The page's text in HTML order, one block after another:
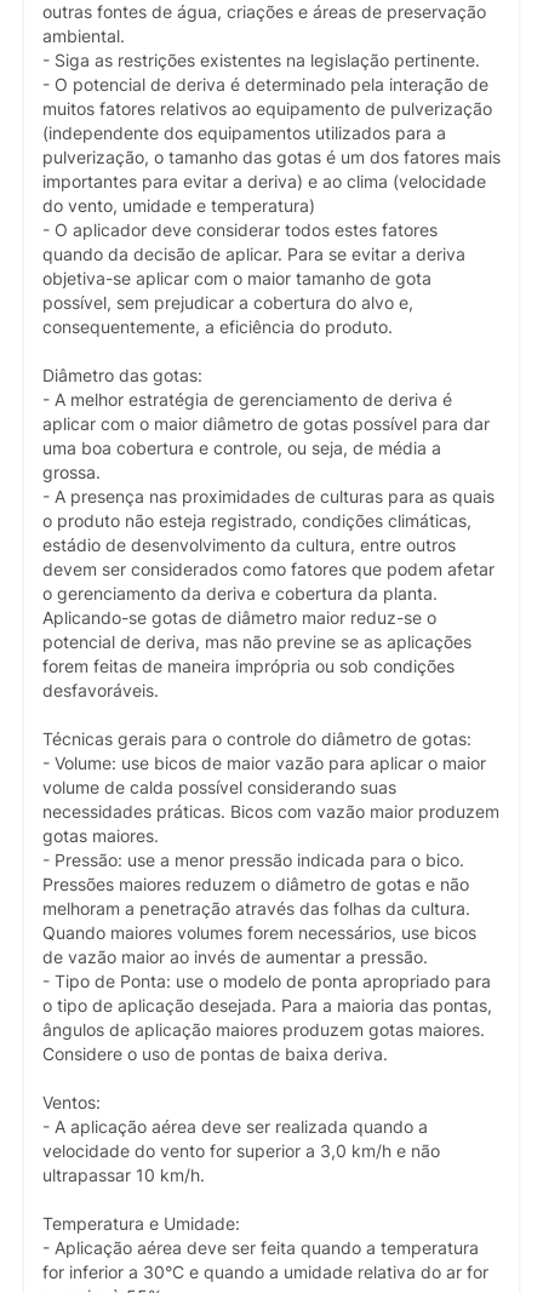
outras fontes de água, criações e áreas de preservação
ambiental.
- Siga as restrições existentes na legislação pertinente.
- O potencial de deriva é determinado pela interação de
muitos fatores relativos ao equipamento de pulverização
(independente dos equipamentos utilizados para a
pulverização, o tamanho das gotas é um dos fatores mais
importantes para evitar a deriva) e ao clima (velocidade
do vento, umidade e temperatura)
- O aplicador deve considerar todos estes fatores
quando da decisão de aplicar. Para se evitar a deriva
objetiva-se aplicar com o maior tamanho de gota
possível, sem prejudicar a cobertura do alvo e,
consequentemente, a eficiência do produto.
Diâmetro das gotas:
- A melhor estratégia de gerenciamento de deriva é
aplicar com o maior diâmetro de gotas possível para dar
uma boa cobertura e controle, ou seja, de média a
grossa.
- A presença nas proximidades de culturas para as quais
o produto não esteja registrado, condições climáticas,
estádio de desenvolvimento da cultura, entre outros
devem ser considerados como fatores que podem afetar
o gerenciamento da deriva e cobertura da planta.
Aplicando-se gotas de diâmetro maior reduz-se o
potencial de deriva, mas não previne se as aplicações
forem feitas de maneira imprópria ou sob condições
desfavoráveis.
Técnicas gerais para o controle do diâmetro de gotas:
- Volume: use bicos de maior vazão para aplicar o maior
volume de calda possível considerando suas
necessidades práticas. Bicos com vazão maior produzem
gotas maiores.
- Pressão: use a menor pressão indicada para o bico.
Pressões maiores reduzem o diâmetro de gotas e não
melhoram a penetração através das folhas da cultura.
Quando maiores volumes forem necessários, use bicos
de vazão maior ao invés de aumentar a pressão.
- Tipo de Ponta: use o modelo de ponta apropriado para
o tipo de aplicação desejada. Para a maioria das pontas,
ângulos de aplicação maiores produzem gotas maiores.
Considere o uso de pontas de baixa deriva.
Ventos:
- A aplicação aérea deve ser realizada quando a
velocidade do vento for superior a 3,0 km/h e não
ultrapassar 10 km/h.
Temperatura e Umidade:
- Aplicação aérea deve ser feita quando a temperatura
for inferior a 30°C e quando a umidade relativa do ar for